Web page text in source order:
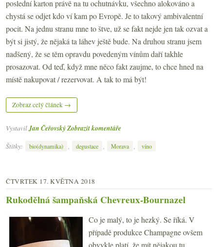
poslední karton právě na tu ochutnávku, všechno alokováno a
chystá se odjet kdo ví kam po Evropě. Je to takový ambivalentní
pocit. Na jednu stranu mne to štve, už se fakt nejde jen tak ozvat a
být si jistý, že nějaká ta láhev ještě bude. Na druhou stranu jsem
nadšený, že se těm opravdu povedeným vínům daří takhle
prosazovat. Od teď, když mne něco fakt zaujme, to chce hned na
místě nakupovat / rezervovat. A tak to má být!
Zobraz celý článek →
VystavilJan ČeřovskýZobrazit komentáře
Štítky:
bio(dynamika) degustace Morava víno
ČTVRTEK 17. KVĚTNA 2018
Rukodělná šampaňská Chevreux-Bournazel
Co je malý, to je hezký. Se říká. V
případě produkce Champagne ovšem
obvykle platí, že mít nějakou tu